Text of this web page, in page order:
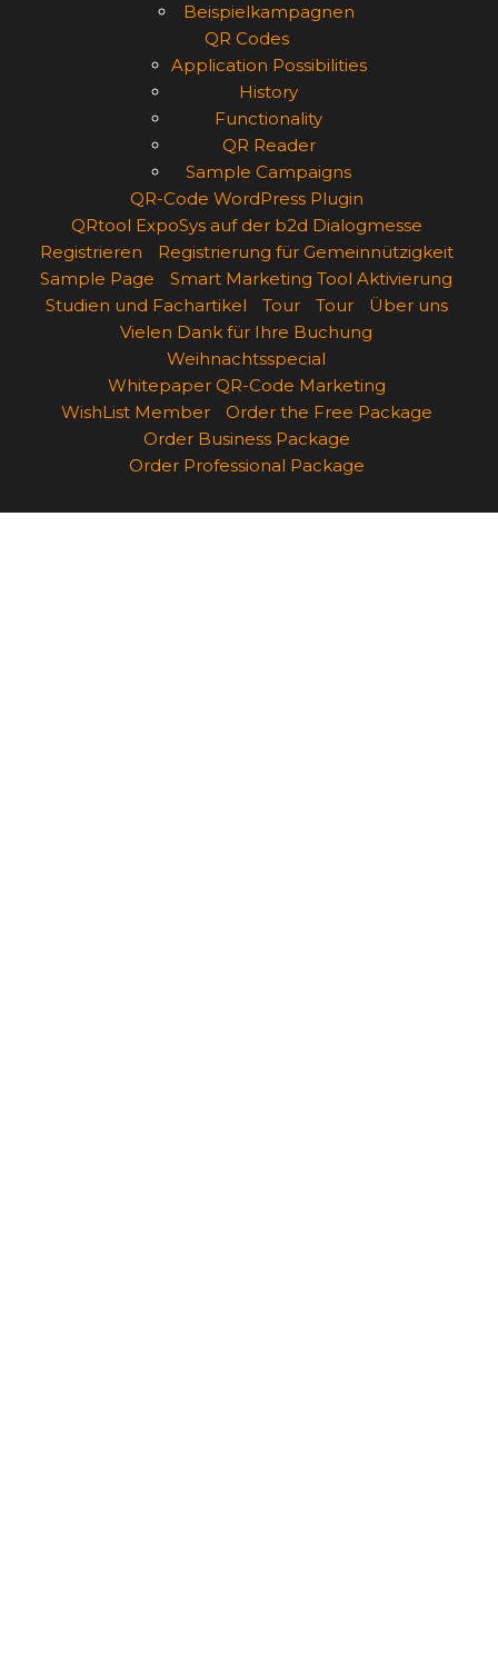
Beispielkampagnen
QR Codes
Application Possibilities
History
Functionality
QR Reader
Sample Campaigns
QR-Code WordPress Plugin
QRtool ExpoSys auf der b2d Dialogmesse
Registrieren
Registrierung für Gemeinnützigkeit
Sample Page
Smart Marketing Tool Aktivierung
Studien und Fachartikel
Tour Tour
Über uns
Vielen Dank für Ihre Buchung
Weihnachtsspecial
Whitepaper QR-Code Marketing
WishList Member
Order the Free Package
Order Business Package
Order Professional Package